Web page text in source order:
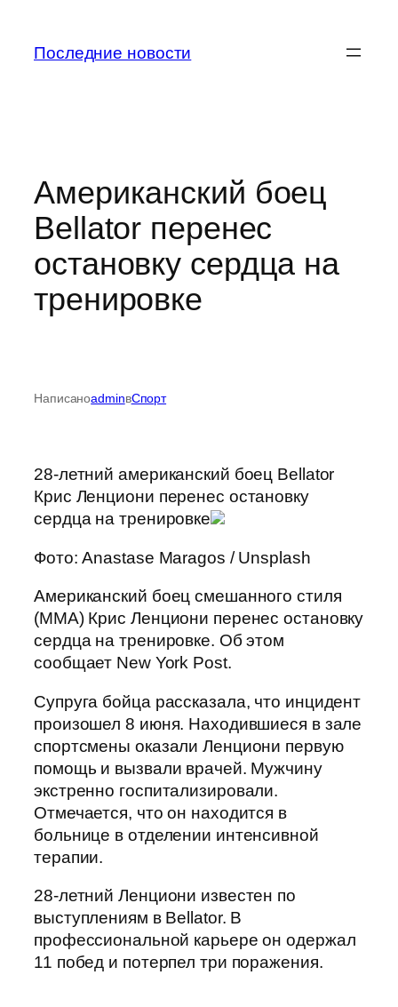
содержимому
Последние новости
Американский боец
Bellator перенес
остановку сердца на
тренировке
НаписаноadminвСпорт
28-летний американский боец Bellator
Крис Ленциони перенес остановку
сердца на тренировке
Фото: Anastase Maragos / Unsplash
Американский боец смешанного стиля
(ММА) Крис Ленциони перенес остановку
сердца на тренировке. Об этом
сообщает New York Post.
Супруга бойца рассказала, что инцидент
произошел 8 июня. Находившиеся в зале
спортсмены оказали Ленциони первую
помощь и вызвали врачей. Мужчину
экстренно госпитализировали.
Отмечается, что он находится в
больнице в отделении интенсивной
терапии.
28-летний Ленциони известен по
выступлениям в Bellator. В
профессиональной карьере он одержал
11 побед и потерпел три поражения.